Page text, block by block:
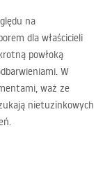
na
dla właścicieli
powłoką
W
waż ze
nietuzinkowych